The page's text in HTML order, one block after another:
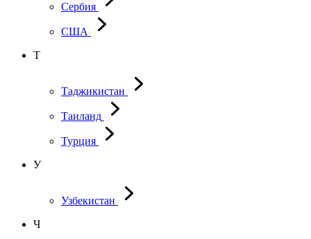
Сербия
США
Т
Таджикистан
Таиланд
Турция
У
Узбекистан
Ч